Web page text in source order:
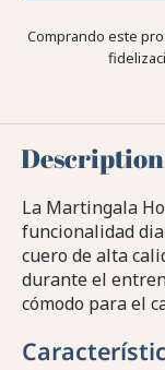
Comprando este
Description
La Martingala
funcionalidad
cuero de alta
durante el
cómodo para el